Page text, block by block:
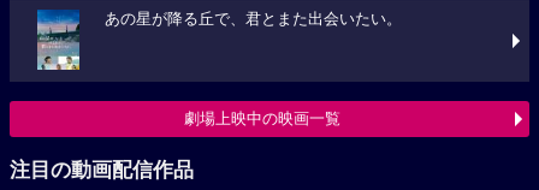
あの星が降る丘で、君とまた出会いたい。
劇場上映中の映画一覧
注目の動画配信作品